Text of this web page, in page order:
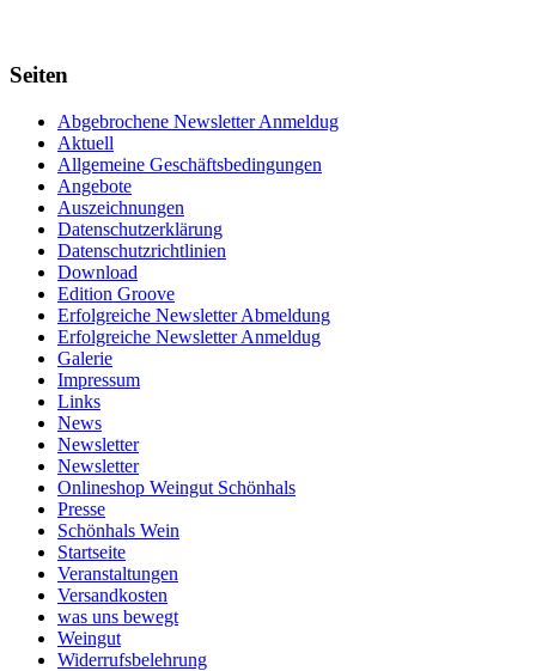
Seiten
Abgebrochene Newsletter Anmeldug
Aktuell
Allgemeine Geschäftsbedingungen
Angebote
Auszeichnungen
Datenschutzerklärung
Datenschutzrichtlinien
Download
Edition Groove
Erfolgreiche Newsletter Abmeldung
Erfolgreiche Newsletter Anmeldug
Galerie
Impressum
Links
News
Newsletter
Newsletter
Onlineshop Weingut Schönhals
Presse
Schönhals Wein
Startseite
Veranstaltungen
Versandkosten
was uns bewegt
Weingut
Widerrufsbelehrung